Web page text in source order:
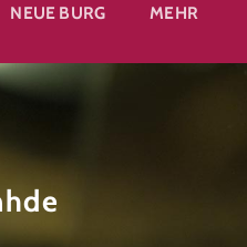
NEUE BURG MEHR